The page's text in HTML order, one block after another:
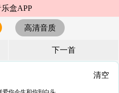
乐盒APP
高清音质
下一首
清空